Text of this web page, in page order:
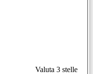
Valuta 3 stelle